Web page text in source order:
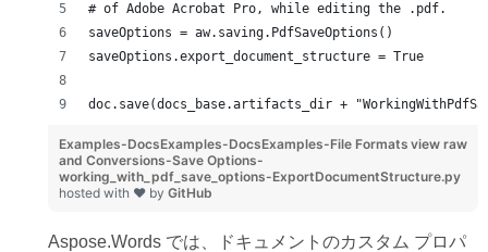
# of Adobe Acrobat Pro, while editing the .pdf.
saveOptions = aw.saving.PdfSaveOptions()
saveOptions.export_document_structure = True
doc.save(docs_base.artifacts_dir +
view raw
Examples-DocsExamples-DocsExamples-File Formats
and Conversions-Save Options-
working_with_pdf_save_options-ExportDocumentStructure.py
hosted with ❤ by GitHub
Aspose.Words では、ドキュメントのカスタム プロパ